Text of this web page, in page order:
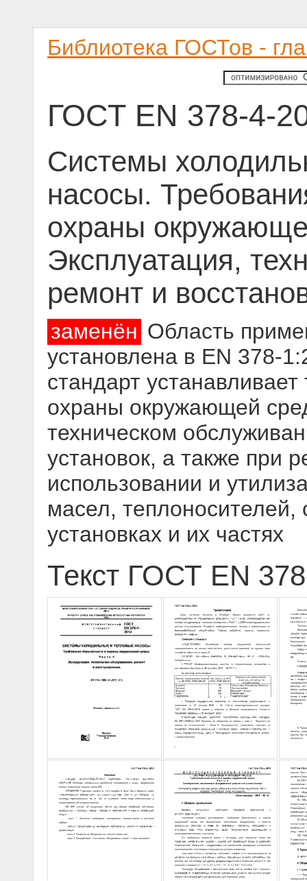
Библиотека ГОСТов -
ГОСТ EN 378-4-
Системы
насосы.
охраны
Эксплуатация,
ремонт и
заменён Область
установлена в ЕN 378-
стандарт
охраны окружающей
техническом
установок, а также при
использовании и
масел,
установках и их частях
Текст ГОСТ EN